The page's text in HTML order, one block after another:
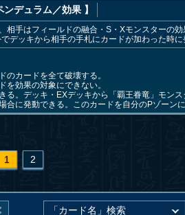
ンデュラム／効果 】
手はフィールドの融合・S・Xモンスターの効
デッキから相手の手札にカードが加わった時に
カードを全て破壊する。
効果の対象にできない。
。デッキ・EXデッキから「覇王眷竜」モンス
に発動できる。このカードを自分のPゾーンに
1 2